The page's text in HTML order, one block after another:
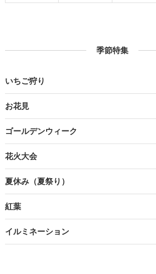
季節特集
いちご狩り
お花見
ゴールデンウィーク
花火大会
夏休み（夏祭り）
紅葉
イルミネーション